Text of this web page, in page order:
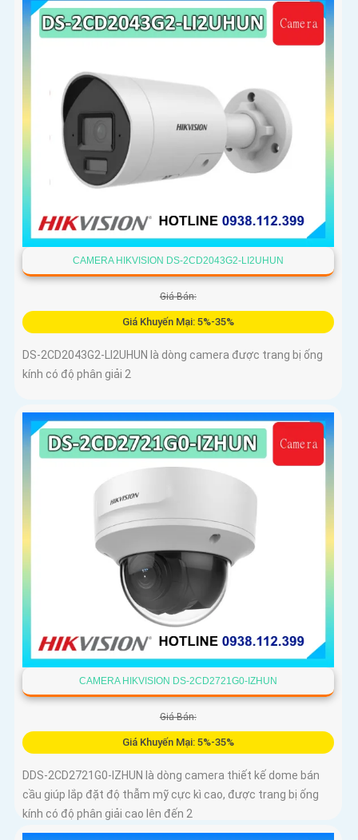
CAMERA HIKVISION DS-2CD2043G2-LI2UHUN
Giá Bán:
Giá Khuyến Mại: 5%-35%
DS-2CD2043G2-LI2UHUN là dòng camera được trang bị ống
kính có độ phân giải 2
CAMERA HIKVISION DS-2CD2721G0-IZHUN
Giá Bán:
Giá Khuyến Mại: 5%-35%
DDS-2CD2721G0-IZHUN là dòng camera thiết kế dome bán
cầu giúp lắp đặt độ thẫm mỹ cực kì cao, được trang bị ống
kính có độ phân giải cao lên đến 2